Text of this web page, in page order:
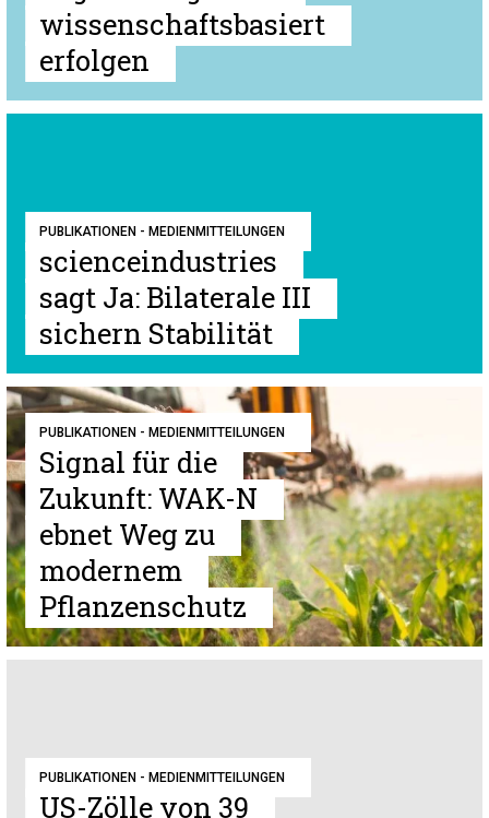
wissenschaftsbasiert
erfolgen
PUBLIKATIONEN - MEDIENMITTEILUNGEN
scienceindustries
sagt Ja: Bilaterale III
sichern Stabilität
PUBLIKATIONEN - MEDIENMITTEILUNGEN
Signal für die
Zukunft: WAK-N
ebnet Weg zu
modernem
Pflanzenschutz
PUBLIKATIONEN - MEDIENMITTEILUNGEN
US-Zölle von 39